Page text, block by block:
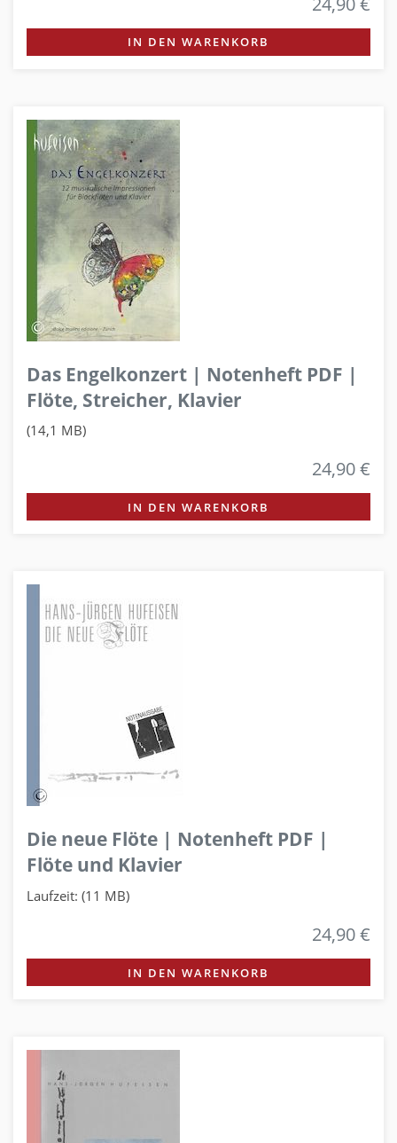
IN DEN WARENKORB
Das Engelkonzert | Notenheft PDF |
Flöte, Streicher, Klavier
(14,1 MB)
24,90 €
IN DEN WARENKORB
Die neue Flöte | Notenheft PDF |
Flöte und Klavier
Laufzeit: (11 MB)
24,90 €
IN DEN WARENKORB